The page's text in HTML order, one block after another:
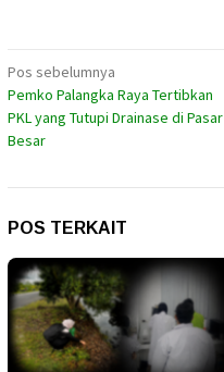
Navigasi
pos
Pos sebelumnya
Pemko Palangka Raya Tertibkan
PKL yang Tutupi Drainase di Pasar
Besar
POS TERKAIT